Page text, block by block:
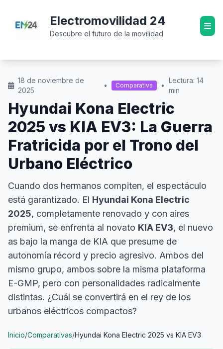
Electromovilidad 24
Descubre el futuro de la movilidad
18 de noviembre de
2025
• Comparativa •
Lectura: 14
min
Hyundai Kona Electric
2025 vs KIA EV3: La Guerra
Fratricida por el Trono del
Urbano Eléctrico
Cuando dos hermanos compiten, el espectáculo
está garantizado. El Hyundai Kona Electric
2025, completamente renovado y con aires
premium, se enfrenta al novato KIA EV3, el nuevo
as bajo la manga de KIA que presume de
autonomía récord y precio agresivo. Ambos del
mismo grupo, ambos sobre la misma plataforma
E-GMP, pero con personalidades radicalmente
distintas. ¿Cuál se convertirá en el rey de los
urbanos eléctricos compactos?
Inicio/Comparativas/Hyundai Kona Electric 2025 vs KIA EV3